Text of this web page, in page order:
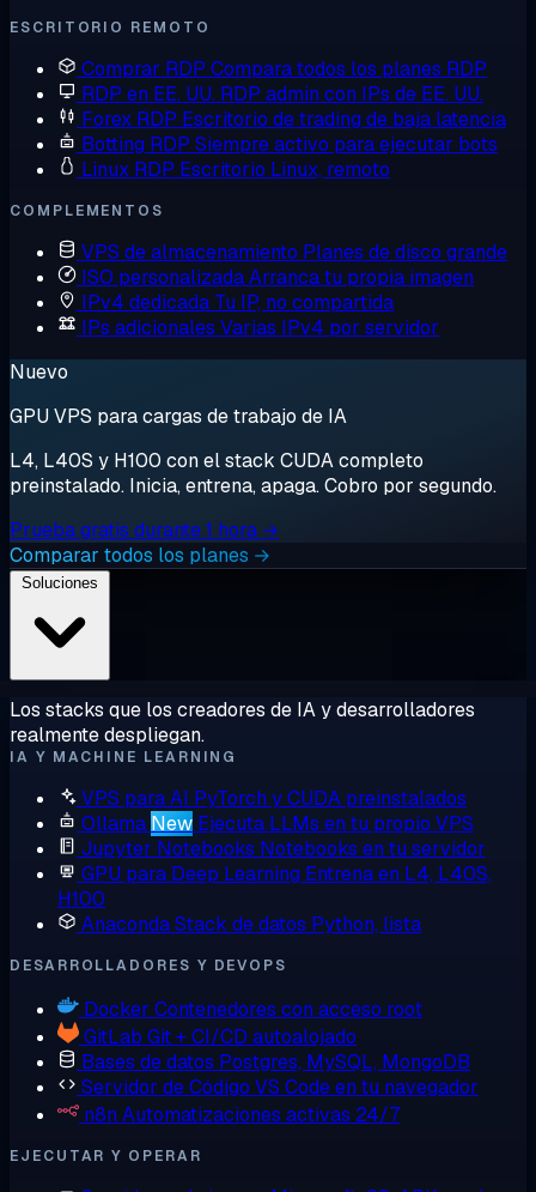
ESCRITORIO REMOTO
Comprar RDP Compara todos los planes RDP
RDP en EE. UU. RDP admin con IPs de EE. UU.
Forex RDP Escritorio de trading de baja latencia
Botting RDP Siempre activo para ejecutar bots
Linux RDP Escritorio Linux, remoto
COMPLEMENTOS
VPS de almacenamiento Planes de disco grande
ISO personalizadaArranca tu propia imagen
IPv4 dedicada Tu IP, no compartida
IPs adicionales Varias IPv4 por servidor
Nuevo
GPU VPS para cargas de trabajo de IA
L4, L40S y H100 con el stack CUDA completo
preinstalado. Inicia, entrena, apaga. Cobro por segundo.
Prueba gratis durante 1 hora →
Comparar todos los planes →
Los stacks que los creadores de IA y desarrolladores
realmente despliegan.
IA Y MACHINE LEARNING
VPS para AI PyTorch y CUDA preinstalados
Ollama New Ejecuta LLMs en tu propio VPS
Jupyter Notebooks Notebooks en tu servidor
GPU para Deep Learning Entrena en L4, L40S,
H100
AnacondaStack de datos Python, lista
DESARROLLADORES Y DEVOPS
Docker Contenedores con acceso root
GitLab Git + CI/CD autoalojado
Bases de datos Postgres, MySQL, MongoDB
Servidor de Código VS Code en tu navegador
n8n Automatizaciones activas 24/7
EJECUTAR Y OPERAR